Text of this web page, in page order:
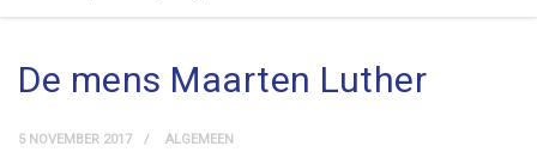
De mens Maarten Luther
5 NOVEMBER 2017 ALGEMEEN